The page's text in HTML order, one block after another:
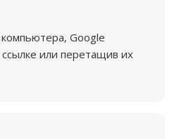
Google
или перетащив их